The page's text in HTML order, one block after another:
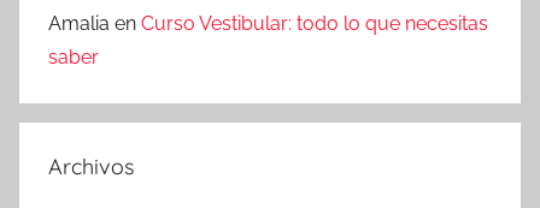
Amalia en Curso Vestibular: todo lo que necesitas
saber
Archivos